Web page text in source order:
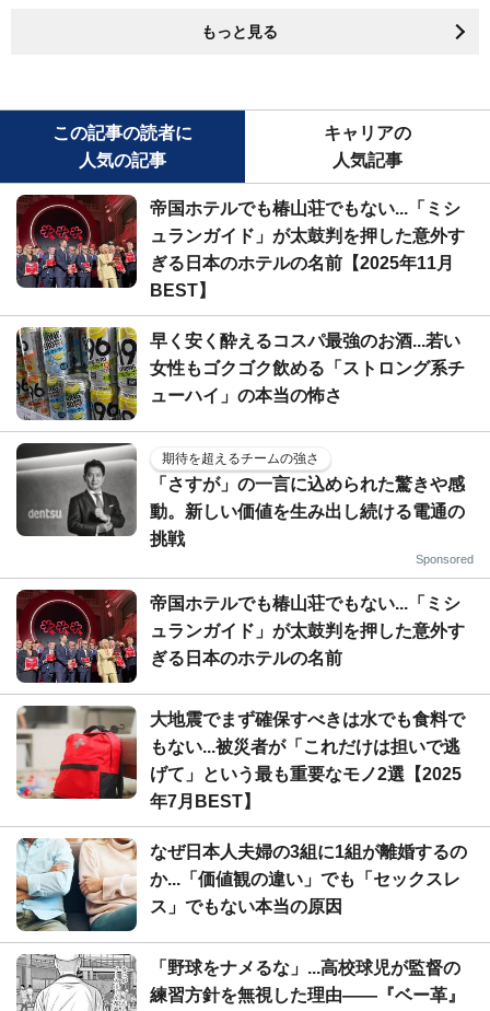
もっと見る
この記事の読者に
人気の記事
キャリアの
人気記事
帝国ホテルでも椿山荘でもない...「ミシ
ュランガイド」が太鼓判を押した意外す
ぎる日本のホテルの名前【2025年11月
BEST】
早く安く酔えるコスパ最強のお酒...若い
女性もゴクゴク飲める「ストロング系チ
ューハイ」の本当の怖さ
期待を超えるチームの強さ
「さすが」の一言に込められた驚きや感
動。新しい価値を生み出し続ける電通の
挑戦
Sponsored
帝国ホテルでも椿山荘でもない...「ミシ
ュランガイド」が太鼓判を押した意外す
ぎる日本のホテルの名前
大地震でまず確保すべきは水でも食料で
もない...被災者が「これだけは担いで逃
げて」という最も重要なモノ2選【2025
年7月BEST】
なぜ日本人夫婦の3組に1組が離婚するの
か...「価値観の違い」でも「セックスレ
ス」でもない本当の原因
「野球をナメるな」...高校球児が監督の
練習方針を無視した理由――『ベー革』